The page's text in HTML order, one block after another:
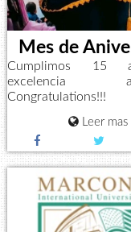
Mes de
Cumplimos 15
excelencia
Congratulations!!!
Leer mas